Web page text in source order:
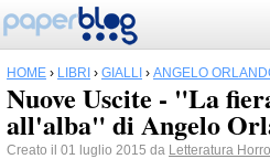
HOME › LIBRI › GIALLI › ANGELO
Nuove Uscite - "La
all'alba" di Angelo
Creato il 01 luglio 2015 da Letteratura